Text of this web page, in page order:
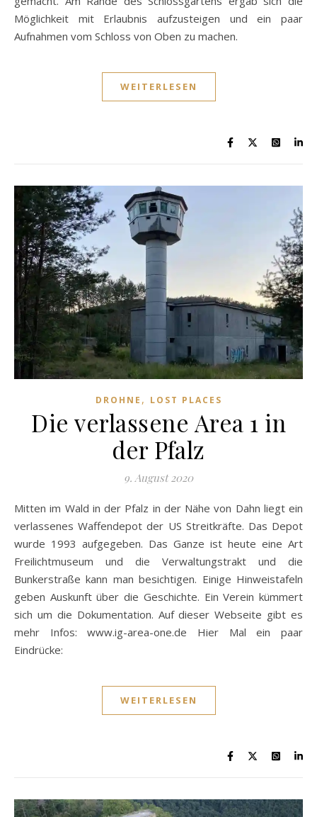
Möglichkeit mit Erlaubnis aufzusteigen und ein paar
Aufnahmen vom Schloss von Oben zu machen.
WEITERLESEN
DROHNE , LOST PLACES
Die verlassene Area 1 in
der Pfalz
9. August 2020
Mitten im Wald in der Pfalz in der Nähe von Dahn liegt ein
verlassenes Waffendepot der US Streitkräfte. Das Depot
wurde 1993 aufgegeben. Das Ganze ist heute eine Art
Freilichtmuseum und die Verwaltungstrakt und die
Bunkerstraße kann man besichtigen. Einige Hinweistafeln
geben Auskunft über die Geschichte. Ein Verein kümmert
sich um die Dokumentation. Auf dieser Webseite gibt es
mehr Infos: www.ig-area-one.de Hier Mal ein paar
Eindrücke:
WEITERLESEN